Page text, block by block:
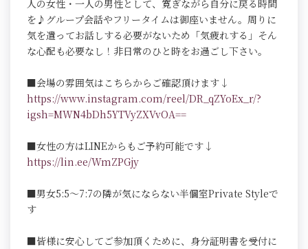
人の女性・一人の男性として、寛ぎながら自分に戻る時間
を♪グループ会話やフリータイムは御座いません。周りに
気を遣ってお話しする必要がないため「気疲れする」そん
な心配も必要なし！非日常のひと時をお過ごし下さい。
■会場の雰囲気はこちらからご確認頂けます↓
https://www.instagram.com/reel/DR_qZYoEx_r/?
igsh=MWN4bDh5YTVyZXVvOA==
■女性の方はLINEからもご予約可能です↓
https://lin.ee/WmZPGjy
■男女5:5～7:7の隣が気にならない半個室Private Styleで
す
■皆様に安心してご参加頂くために、身分証明書を受付に